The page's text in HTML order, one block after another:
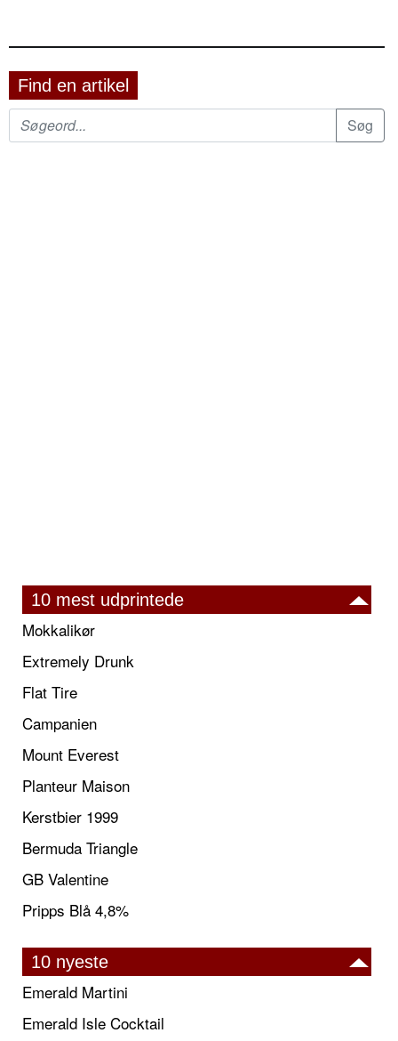
Find en artikel
10 mest udprintede
Mokkalikør
Extremely Drunk
Flat Tire
Campanien
Mount Everest
Planteur Maison
Kerstbier 1999
Bermuda Triangle
GB Valentine
Pripps Blå 4,8%
10 nyeste
Emerald Martini
Emerald Isle Cocktail